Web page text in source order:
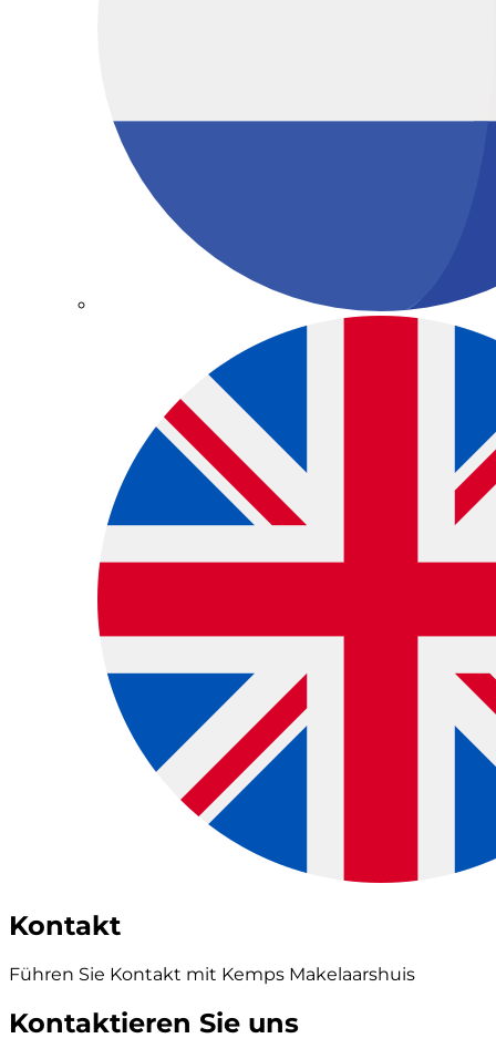
Kontakt
Führen Sie Kontakt mit Kemps Makelaarshuis
Kontaktieren Sie uns